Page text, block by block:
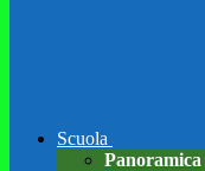
Scuola
Panoramica